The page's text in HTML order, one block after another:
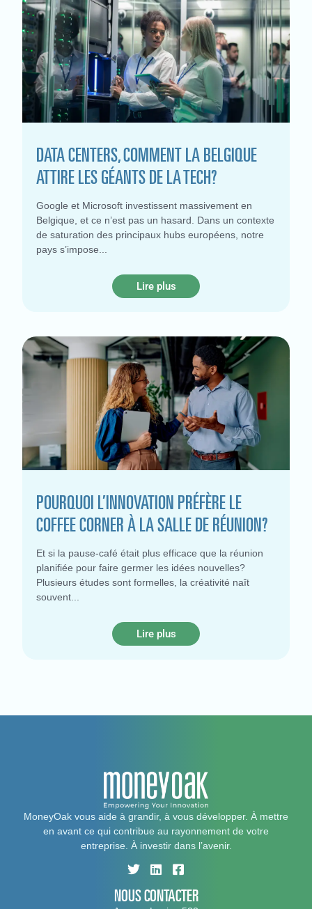
DATA CENTERS, COMMENT LA BELGIQUE
ATTIRE LES GÉANTS DE LA TECH?
Google et Microsoft investissent massivement en
Belgique, et ce n’est pas un hasard. Dans un contexte
de saturation des principaux hubs européens, notre
pays s’impose
Lire plus
POURQUOI L’INNOVATION PRÉFÈRE LE
COFFEE CORNER À LA SALLE DE RÉUNION?
Et si la pause-café était plus efficace que la réunion
planifiée pour faire germer les idées nouvelles?
Plusieurs études sont formelles, la créativité naît
souvent
Lire plus
MoneyOak vous aide à grandir, à vous développer. À mettre
en avant ce qui contribue au rayonnement de votre
entreprise. À investir dans l’avenir.
NOUS CONTACTER